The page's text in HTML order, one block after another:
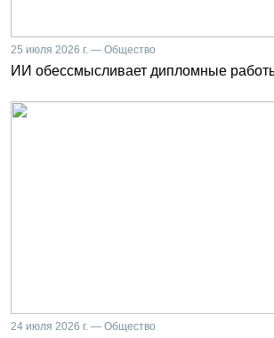
25 июля 2026 г. — Общество
ИИ обессмысливает дипломные
24 июля 2026 г. — Общество